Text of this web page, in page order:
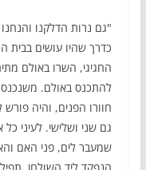
"גם נרות הדלקנו
כדרך שהיו עושים בבית
החגיגי, השרו באולם
להתכנס באולם. משנכנס
חוורו הפנים, והיה פורש
גם שני ושלישי. לעיני
שמעבר לים, פני האם